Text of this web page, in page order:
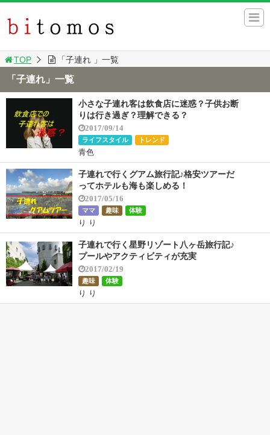
TOP 「子連れ 」一覧
「子連れ」一覧
小さな子連れ客は飲食店に迷惑？子供お断
りは行き過ぎ？理解できる？
2017/09/14
ライフスタイル トレンド
青色
子連れで行くグアム旅行記♪格安ツアーだ
ってホテルも海も楽しめる！
2017/05/16
ママ 趣味 体験
り り
子連れで行く星野リゾート八ヶ岳旅行記♪
プールやアクティビティが充実
2017/02/19
趣味 体験
り り